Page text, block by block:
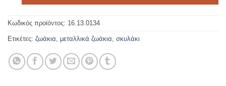
Κωδικός προϊόντος: 16.13.0134
Ετικέτες: ζωάκια, μεταλλικά ζωάκια, σκυλάκι